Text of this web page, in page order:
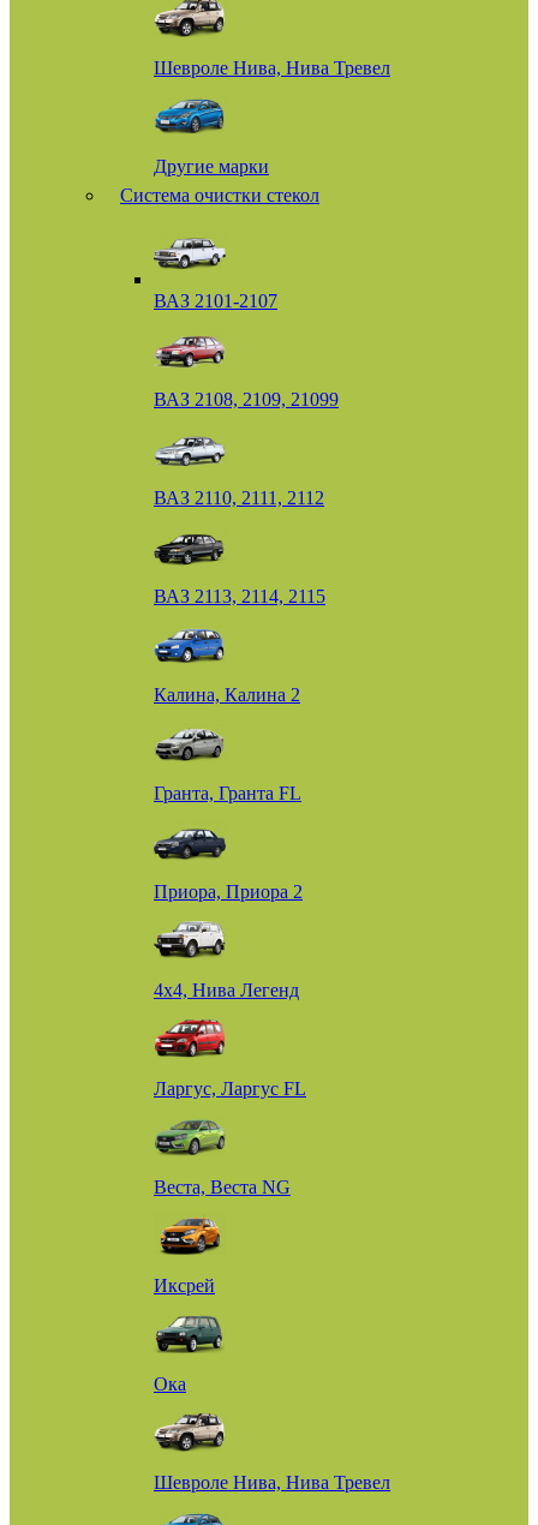
Шевроле Нива, Нива Тревел
Другие марки
Система очистки стекол
ВАЗ 2101-2107
ВАЗ 2108, 2109, 21099
ВАЗ 2110, 2111, 2112
ВАЗ 2113, 2114, 2115
Калина, Калина 2
Гранта, Гранта FL
Приора, Приора 2
4х4, Нива Легенд
Ларгус, Ларгус FL
Веста, Веста NG
Иксрей
Ока
Шевроле Нива, Нива Тревел